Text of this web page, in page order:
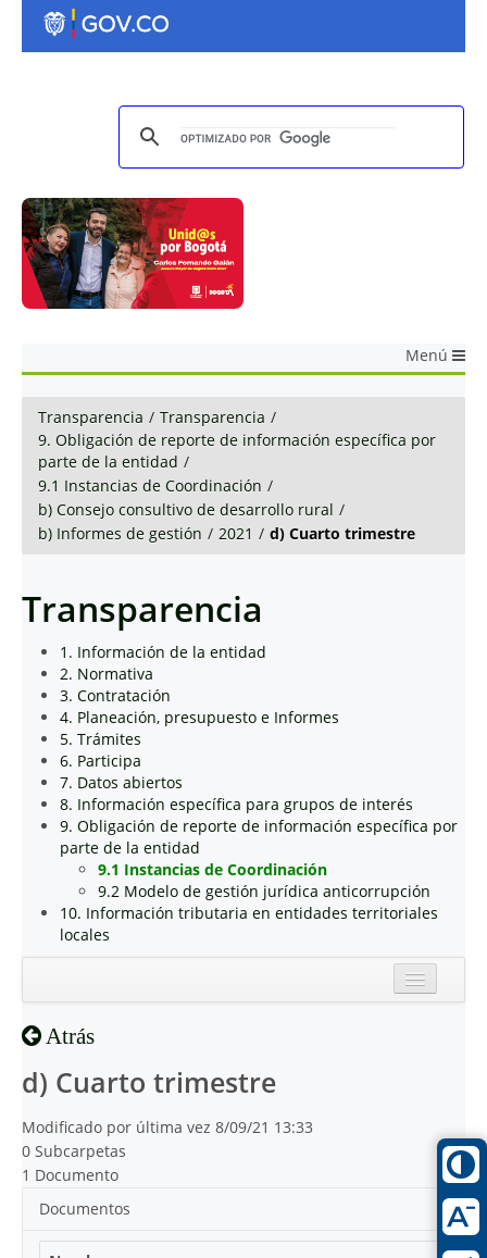
Menú
Transparencia / Transparencia /
9. Obligación de reporte de información específica por
parte de la entidad /
9.1 Instancias de Coordinación /
b) Consejo consultivo de desarrollo rural /
b) Informes de gestión / 2021 / d) Cuarto trimestre
Transparencia
1. Información de la entidad
2. Normativa
3. Contratación
4. Planeación, presupuesto e Informes
5. Trámites
6. Participa
7. Datos abiertos
8. Información específica para grupos de interés
9. Obligación de reporte de información específica por
parte de la entidad
9.1 Instancias de Coordinación
9.2 Modelo de gestión jurídica anticorrupción
10. Información tributaria en entidades territoriales
locales
Atrás
d) Cuarto trimestre
Modificado por última vez 8/09/21 13:33
0 Subcarpetas
1 Documento
Documentos